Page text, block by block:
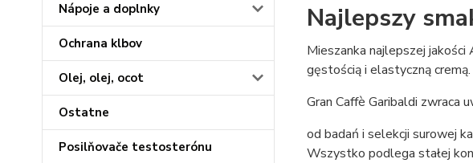
Nápoje a doplnky
Ochrana klbov
Olej, olej, ocot
Ostatne
Posilňovače testosterónu
Najlepszy
Mieszanka najlepszej
gęstością i elastyczną cremą.
Gran Caffè Garibaldi zwraca
od badań i selekcji surowej
Wszystko podlega stałej